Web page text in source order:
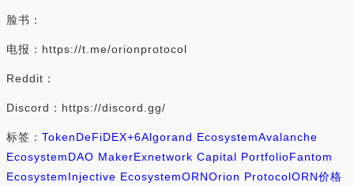
脸书：
电报：https://t.me/orionprotocol
Reddit：
Discord：https://discord.gg/
标签： TokenDeFiDEX+6Algorand EcosystemAvalanche
EcosystemDAO MakerExnetwork Capital PortfolioFantom
EcosystemInjective EcosystemORNOrion ProtocolORN价格